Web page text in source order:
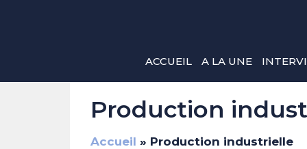
ACCUEIL A LA UNE
Production
Accueil » Production industrielle